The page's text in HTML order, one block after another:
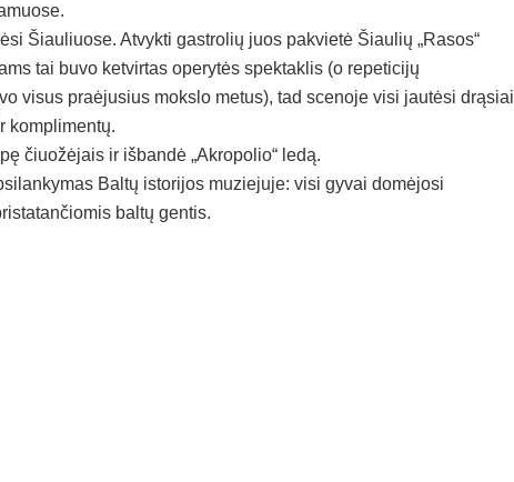
Šiauliuose. Atvykti gastrolių juos pakvietė Šiaulių „Rasos“
tai buvo ketvirtas operytės spektaklis (o repeticijų
visus praėjusius mokslo metus), tad scenoje visi jautėsi drąsiai
komplimentų.
čiuožėjais ir išbandė „Akropolio“ ledą.
Baltų istorijos muziejuje: visi gyvai domėjosi
baltų gentis.